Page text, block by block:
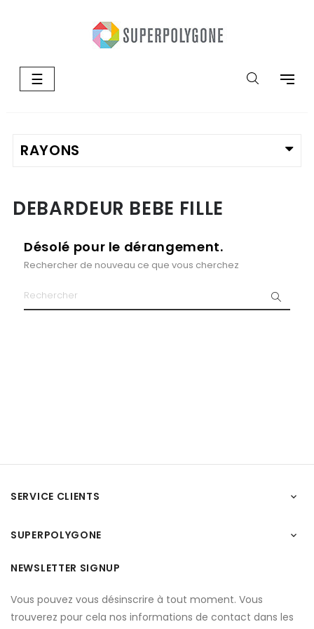
Basculer
la
☰
DEBARDEUR BEBE FILLE
Désolé pour le dérangement.
Rechercher de nouveau ce que vous cherchez
SERVICE CLIENTS 
SUPERPOLYGONE 
NEWSLETTER SIGNUP
Vous pouvez vous désinscrire à tout moment. Vous
trouverez pour cela nos informations de contact dans les